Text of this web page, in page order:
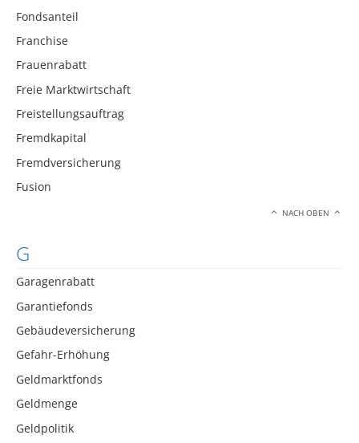
Fondsanteil
Franchise
Frauenrabatt
Freie Marktwirtschaft
Freistellungsauftrag
Fremdkapital
Fremdversicherung
Fusion
NACH OBEN
G
Garagenrabatt
Garantiefonds
Gebäudeversicherung
Gefahr-Erhöhung
Geldmarktfonds
Geldmenge
Geldpolitik